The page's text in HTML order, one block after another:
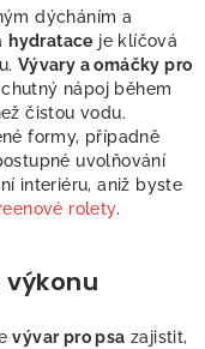
dýcháním a
hydratace je klíčová
Vývary a omáčky pro
nápoj během
čistou vodu.
formy, případně
uvolňování
interiéru, aniž byste
rolety.
vývar pro psa zajistit,